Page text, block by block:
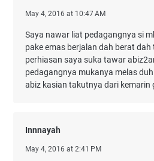
May 4, 2016 at 10:47 AM
Saya nawar liat pedagangnya si
pake emas berjalan dah berat
perhiasan saya suka tawar
pedagangnya mukanya melas
abiz kasian takutnya dari kemarin
Innnayah
May 4, 2016 at 2:41 PM